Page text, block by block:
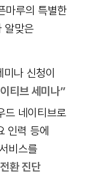
마루의 특별한
알맞은
나 신청이
티브 세미나”
드 네이티브로
인력 등에
비스를
환 진단